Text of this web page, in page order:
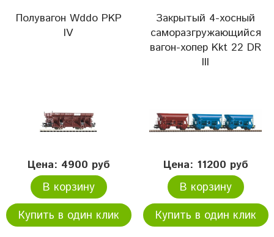
Полувагон Wddo PKP
IV
Закрытый 4-хосный
саморазгружающийся
вагон-хопер Kkt 22 DR
III
Цена: 4900 руб
В корзину
Купить в один клик
Цена: 11200 руб
В корзину
Купить в один клик